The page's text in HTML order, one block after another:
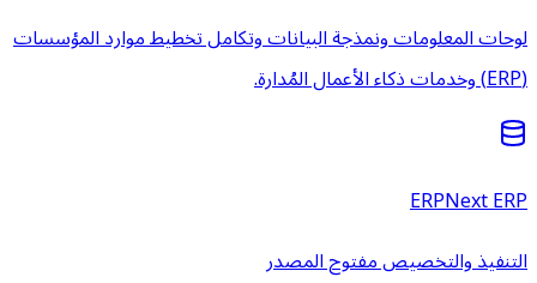
لوحات المعلومات ونمذجة البيانات وتكامل تخطيط موارد المؤسسات
(ERP) وخدمات ذكاء الأعمال المُدارة.
ERPNext ERP
التنفيذ والتخصيص مفتوح المصدر